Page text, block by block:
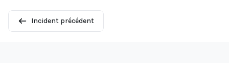
Incident précédent